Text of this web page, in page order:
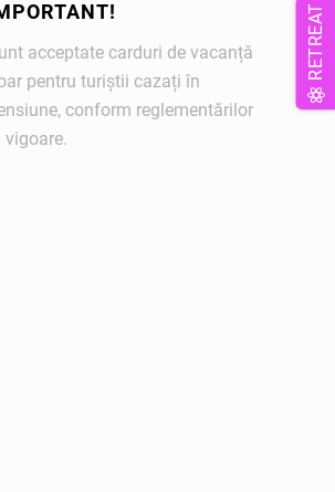
acceptate carduri de vacanță
pentru turiștii cazați în
conform reglementărilor
vigoare.
RETREAT